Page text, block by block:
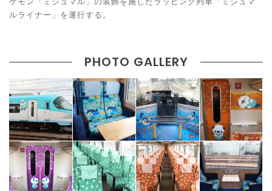
ルライナー」を運行する。
PHOTO GALLERY